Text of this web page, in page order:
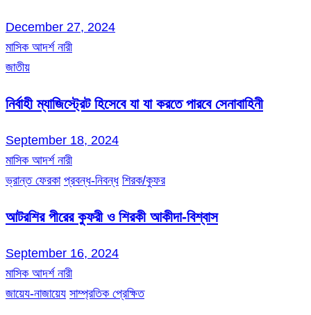
December 27, 2024
মাসিক আদর্শ নারী
জাতীয়
নির্বাহী ম্যাজিস্ট্রেট হিসেবে যা যা করতে পারবে সেনাবাহিনী
September 18, 2024
মাসিক আদর্শ নারী
ভ্রান্ত ফেরকা প্রবন্ধ-নিবন্ধ শিরক/কুফর
আটরশির পীরের কুফরী ও শিরকী আকীদা-বিশ্বাস
September 16, 2024
মাসিক আদর্শ নারী
জায়েয-নাজায়েয সাম্প্রতিক প্রেক্ষিত